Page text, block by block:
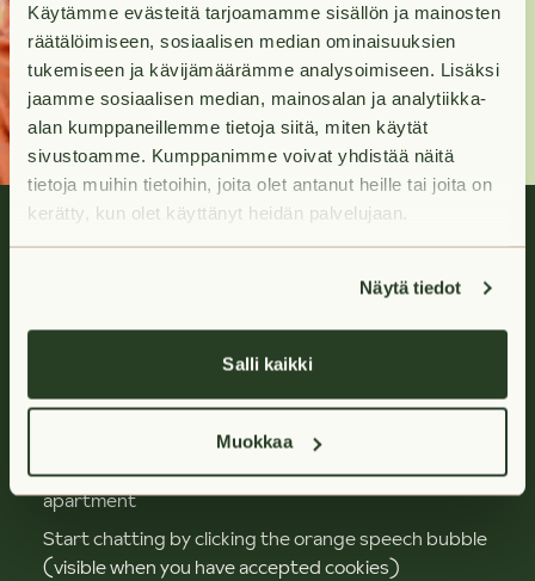
Käytämme evästeitä tarjoamamme sisällön ja mainosten
räätälöimiseen, sosiaalisen median ominaisuuksien
tukemiseen ja kävijämäärämme analysoimiseen. Lisäksi
jaamme sosiaalisen median, mainosalan ja analytiikka-
alan kumppaneillemme tietoja siitä, miten käytät
sivustoamme. Kumppanimme voivat yhdistää näitä
tietoja muihin tietoihin, joita olet antanut heille tai joita on
kerätty, kun olet käyttänyt heidän palvelujaan.
Näytä tiedot
Salli kaikki
Muokkaa
Search
apartments
Jobo chatbot is available 24/7 to help you book an
apartment
Start chatting by clicking the orange speech bubble
(visible when you have accepted cookies)